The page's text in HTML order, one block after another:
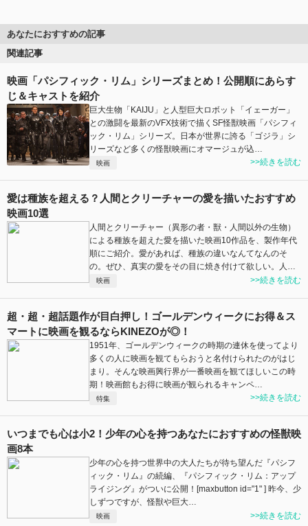
あなたにおすすめの記事
関連記事
映画「パシフィック・リム」シリーズまとめ！公開順にあらす
じ＆キャストを紹介
巨大生物「KAIJU」と人型巨大ロボット「イェーガー」
との激闘を最新のVFX技術で描くSF怪獣映画「パシフィ
ック・リム」シリーズ。日本が世界に誇る「ゴジラ」シ
リーズなど多くの怪獣映画にオマージュが込…
映画 >>続きを読む
愛は種族を超える？人間とクリーチャーの愛を描いたおすすめ
映画10選
人間とクリーチャー（異形の者・獣・人間以外の生物）
による種族を超えた愛を描いた映画10作品を、製作年代
順にご紹介。愛があれば、種族の違いなんてなんのそ
の。ぜひ、真実の愛をその目に焼き付けて欲しい。人…
映画 >>続きを読む
超・超・超話題作が目白押し！ゴールデンウィークにお得＆ス
マートに映画を観るならKINEZOが◎！
1951年、ゴールデンウィークの時期の連休を使ってより
多くの人に映画を観てもらおうと名付けられたのがはじ
まり。そんな映画興行界が一番映画を観てほしいこの時
期！映画館もお得に映画が観られるキャンペ…
特集 >>続きを読む
いつまでも心は小2！少年の心を持つあなたにおすすめの怪獣映
画8本
少年の心を持つ世界中の大人たちが待ち望んだ『パシフ
ィック・リム』の続編、『パシフィック・リム：アップ
ライジング』がついに公開！[maxbutton id="1" ] 昨今、少
しずつですが、怪獣や巨大…
映画 >>続きを読む